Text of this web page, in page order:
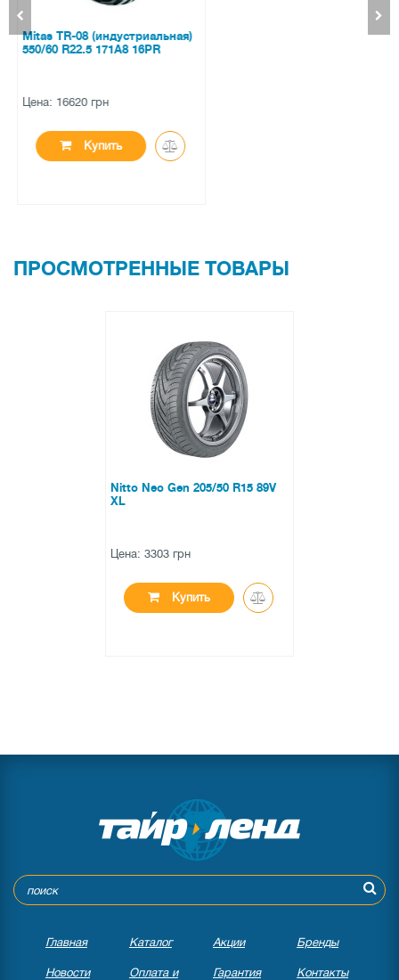
Taurus 701 SUV 225/60 R17 99V
ПРОСМОТРЕННЫЕ ТОВАРЫ
Nitto Neo Gen 205/50 R15 89V
XL
Цена: 3303 грн
Купить
Главная Каталог Акции Бренды
Новости Оплата и Гарантия Контакты